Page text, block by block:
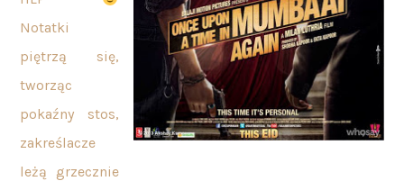
Notatki
piętrzą się,
tworząc
pokaźny stos,
zakreślacze
leżą grzecznie